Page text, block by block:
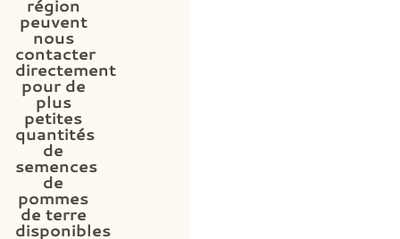
région
peuvent
nous
contacter
directement
pour de
plus
petites
quantités
de
semences
de
pommes
de terre
disponibles